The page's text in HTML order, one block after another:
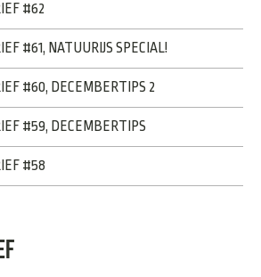
#62
#61, NATUURIJS SPECIAL!
#60, DECEMBERTIPS 2
#59, DECEMBERTIPS
#58